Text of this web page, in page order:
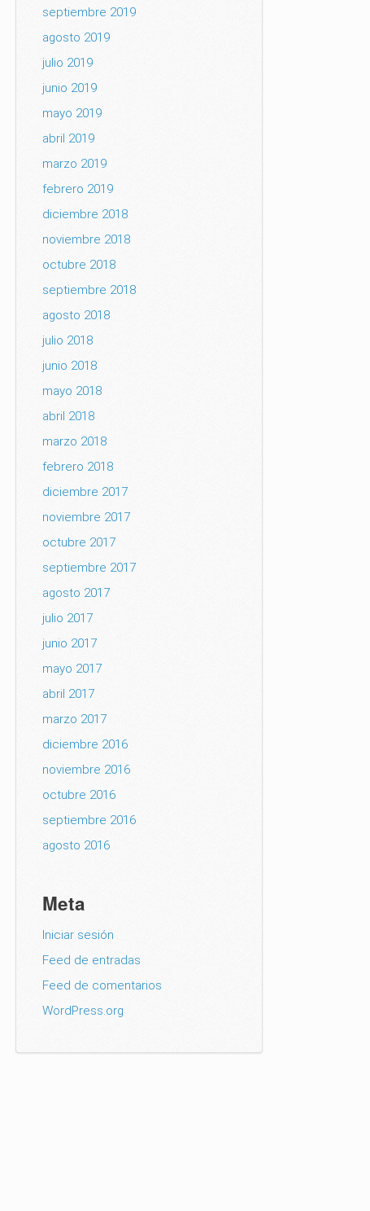
septiembre 2019
agosto 2019
julio 2019
junio 2019
mayo 2019
abril 2019
marzo 2019
febrero 2019
diciembre 2018
noviembre 2018
octubre 2018
septiembre 2018
agosto 2018
julio 2018
junio 2018
mayo 2018
abril 2018
marzo 2018
febrero 2018
diciembre 2017
noviembre 2017
octubre 2017
septiembre 2017
agosto 2017
julio 2017
junio 2017
mayo 2017
abril 2017
marzo 2017
diciembre 2016
noviembre 2016
octubre 2016
septiembre 2016
agosto 2016
Meta
Iniciar sesión
Feed de entradas
Feed de comentarios
WordPress.org